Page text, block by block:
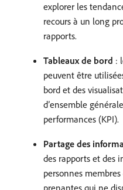
explorer les
recours à un long
rapports.
Tableaux de bord :
peuvent être
bord et des
d’ensemble
performances (KPI).
Partage des
des rapports et des
personnes
prenantes qui ne